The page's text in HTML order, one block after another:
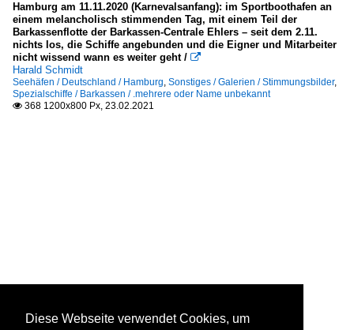
Hamburg am 11.11.2020 (Karnevalsanfang): im Sportboothafen an
einem melancholisch stimmenden Tag, mit einem Teil der
Barkassenflotte der Barkassen-Centrale Ehlers – seit dem 2.11.
nichts los, die Schiffe angebunden und die Eigner und Mitarbeiter
nicht wissend wann es weiter geht / 
Harald Schmidt
Seehäfen / Deutschland / Hamburg, Sonstiges / Galerien / Stimmungsbilder,
Spezialschiffe / Barkassen / .mehrere oder Name unbekannt
 368 1200x800 Px, 23.02.2021
Diese Webseite verwendet Cookies, um